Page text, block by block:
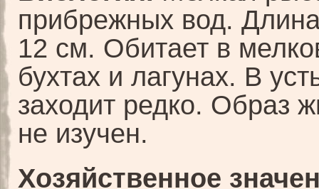
прибрежных вод.
12 см. Обитает в
бухтах и лагунах. В
заходит редко. Образ
не изучен.
Хозяйственное